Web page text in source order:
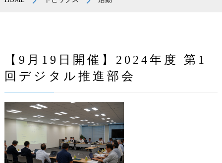
【9月19日開催】2024年度 第1
回デジタル推進部会